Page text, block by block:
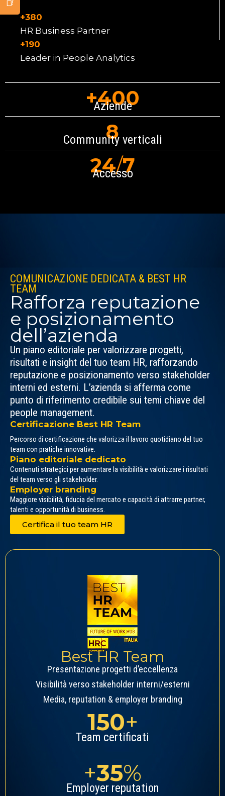
+380
HR Business Partner
+190
Leader in People Analytics
+400
Aziende
8
Community verticali
24/7
Accesso
COMUNICAZIONE DEDICATA & BEST HR
TEAM
Rafforza reputazione
e posizionamento
dell’azienda
Un piano editoriale per valorizzare progetti,
risultati e insight del tuo team HR, rafforzando
reputazione e posizionamento verso stakeholder
interni ed esterni. L’azienda si afferma come
punto di riferimento credibile sui temi chiave del
people management.
Certificazione Best HR Team
Percorso di certificazione che valorizza il lavoro quotidiano del tuo
team con pratiche innovative.
Piano editoriale dedicato
Contenuti strategici per aumentare la visibilità e valorizzare i risultati
del team verso gli stakeholder.
Employer branding
Maggiore visibilità, fiducia del mercato e capacità di attrarre partner,
talenti e opportunità di business.
Certifica il tuo team HR
Best HR Team
Presentazione progetti d’eccellenza
Visibilità verso stakeholder interni/esterni
Media, reputation & employer branding
150+
Team certificati
+35%
Employer reputation